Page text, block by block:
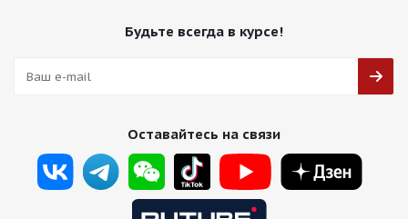
Будьте всегда в курсе!
Оставайтесь на связи